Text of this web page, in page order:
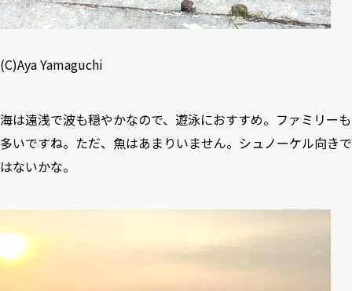
(C)Aya Yamaguchi
海は遠浅で波も穏やかなので、遊泳におすすめ。ファミリーも
多いですね。ただ、魚はあまりいません。シュノーケル向きで
はないかな。